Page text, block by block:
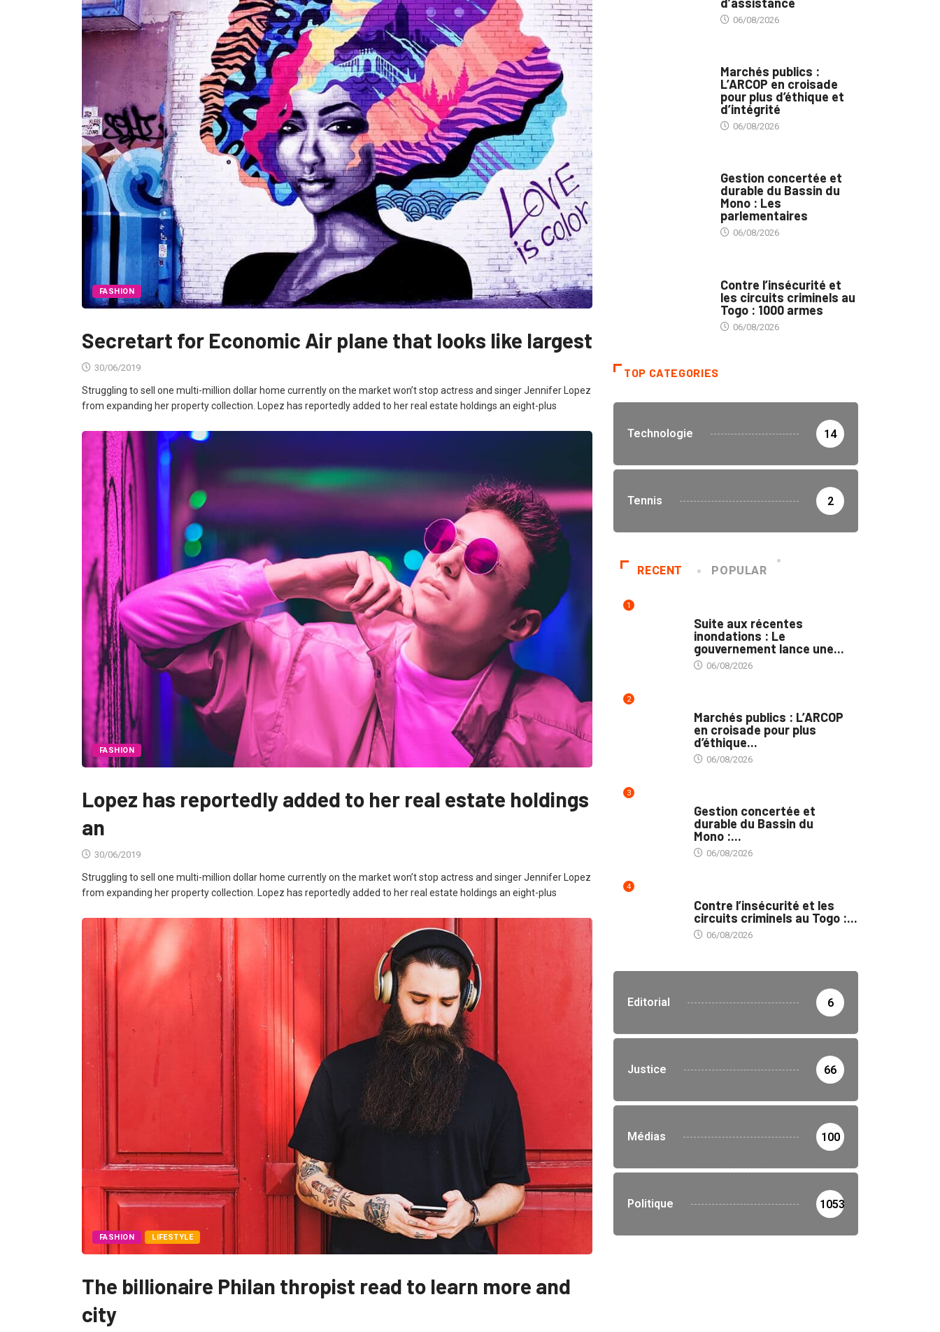
FASHION
Secretart for Economic Air plane that looks like largest
30/06/2019
Struggling to sell one multi-million dollar home currently on the market won’t stop actress and singer Jennifer Lopez
from expanding her property collection. Lopez has reportedly added to her real estate holdings an eight-plus
FASHION
Lopez has reportedly added to her real estate holdings
an
30/06/2019
Struggling to sell one multi-million dollar home currently on the market won’t stop actress and singer Jennifer Lopez
from expanding her property collection. Lopez has reportedly added to her real estate holdings an eight-plus
FASHION LIFESTYLE
The billionaire Philan thropist read to learn more and
city
06/08/2026
Marchés publics :
L’ARCOP en croisade
pour plus d’éthique et
d’intégrité
06/08/2026
Gestion concertée et
durable du Bassin du
Mono : Les
parlementaires
06/08/2026
Contre l’insécurité et
les circuits criminels au
Togo : 1000 armes
06/08/2026
TOP CATEGORIES
Technologie 14
Tennis 2
RECENT POPULAR
1
Suite aux récentes
inondations : Le
gouvernement lance une...
06/08/2026
2
Marchés publics : L’ARCOP
en croisade pour plus
d’éthique...
06/08/2026
3
Gestion concertée et
durable du Bassin du
Mono :...
06/08/2026
4
Contre l’insécurité et les
circuits criminels au Togo :...
06/08/2026
Editorial 6
Justice 66
Médias 100
Politique 1053